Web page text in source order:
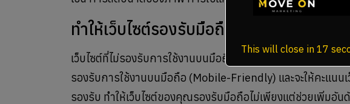
ทำให้เว็บไซต์รองรับมือถือ
เว็บไซต์ที่ไม่รองรับการใช้งานบนมือถือจะสูญเสียผู้ใช้งานไปจำน
รองรับการใช้งานบนมือถือ (Mobile-Friendly) และจะให้คะแนน
รองรับ ทำให้เว็บไซต์ของคุณรองรับมือถือไม่เพียงแต่ช่วยเพิ่มอั
This will close in 16